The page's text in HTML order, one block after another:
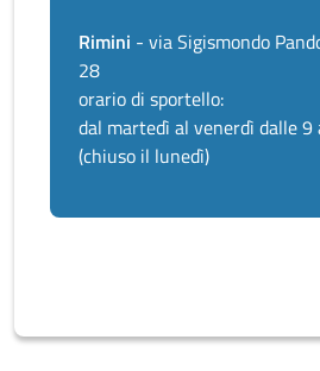
Rimini - via Sigismondo
28
orario di sportello:
dal martedì al venerdì dalle 9
(chiuso il lunedì)